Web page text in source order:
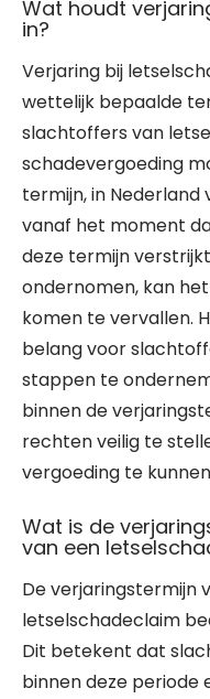
Wat houdt
in?
Verjaring bij
wettelijk bepaalde
slachtoffers van
schadevergoeding
termijn, in Nederland
vanaf het moment
deze termijn
ondernomen, kan
komen te vervallen.
belang voor
stappen te
binnen de
rechten veilig te
vergoeding te
Wat is de
van een
De verjaringstermijn
letselschadeclaim
Dit betekent dat
binnen deze periode